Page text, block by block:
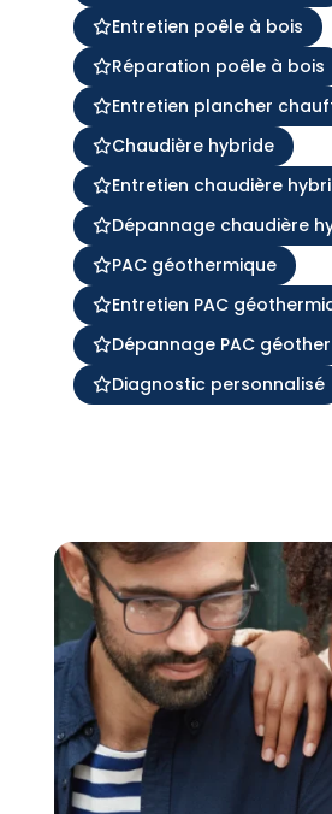
Entretien poêle à bois
Réparation poêle à bois
Entretien plancher
Chaudière hybride
Entretien chaudière
Dépannage chaudière
PAC géothermique
Entretien PAC
Dépannage PAC
Diagnostic personnalisé